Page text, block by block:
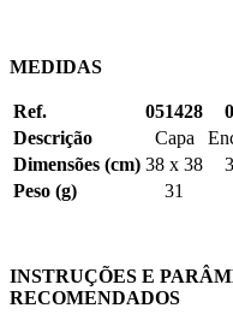
MEDIDAS
Ref. 051428
Descrição
Capa
Dimensões (cm) 38 x 38
Peso (g)
31
INSTRUÇÕES E
RECOMENDADOS